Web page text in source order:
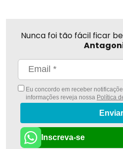
Nunca foi tão fácil ficar
Eu concordo em receber
informações reveja nossa Política
Enviar
Inscreva-se